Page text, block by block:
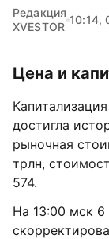
Редакция
XVESTOR
10:14,
Цена и
достигла
рыночная
трлн,
574.
На 13:00 мск 6